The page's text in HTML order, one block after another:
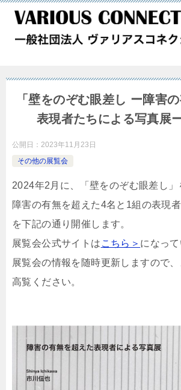
「壁をのぞむ眼差し ー障害
表現者たちによる写真展
公開日： 2023年11月23日
その他の展覧会
2024年2月に、「壁をのぞむ眼差し」
障害の有無を超えた4名と1組の表現
を下記の通り開催します。
展覧会公式サイトは こちら＞ になって
展覧会の情報を随時更新しますので
高覧ください。